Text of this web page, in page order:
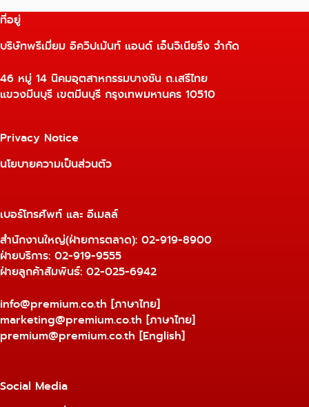
ที่อยู่
บริษัทพรีเมี่ยม อิควิปเม้นท์ แอนด์ เอ็นจิเนียริ่ง จำกัด
46 หมู่ 14 นิคมอุตสาหกรรมบางชัน ถ.เสรีไทย
แขวงมีนบุรี เขตมีนบุรี กรุงเทพมหานคร 10510
Privacy Notice
นโยบายความเป็นส่วนตัว
เบอร์โทรศัพท์ และ อีเมลล์
สำนักงานใหญ่(ฝ่ายการตลาด): 02-919-8900
ฝ่ายบริการ: 02-919-9555
ฝ่ายลูกค้าสัมพันธ์: 02-025-6942
info@premium.co.th [ภาษาไทย]
marketing@premium.co.th [ภาษาไทย]
premium@premium.co.th [English]
Social Media